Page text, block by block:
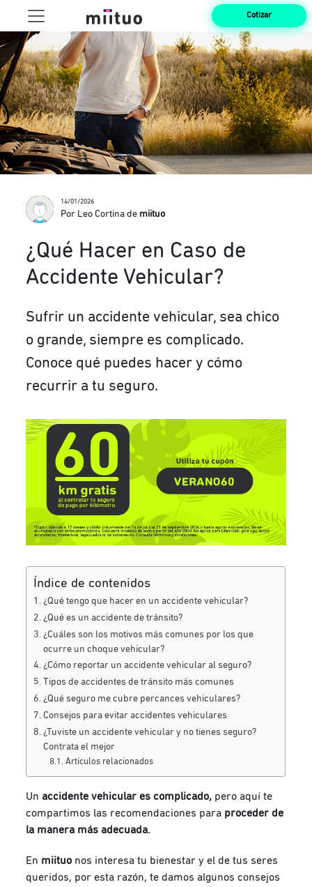
Cotizar
14/01/2026
Por Leo Cortina de miituo
¿Qué Hacer en Caso de
Accidente Vehicular?
Sufrir un accidente vehicular, sea chico
o grande, siempre es complicado.
Conoce qué puedes hacer y cómo
recurrir a tu seguro.
Índice de contenidos
¿Qué tengo que hacer en un accidente vehicular?
¿Qué es un accidente de tránsito?
¿Cuáles son los motivos más comunes por los que
ocurre un choque vehicular?
¿Cómo reportar un accidente vehicular al seguro?
Tipos de accidentes de tránsito más comunes
¿Qué seguro me cubre percances vehiculares?
Consejos para evitar accidentes vehiculares
¿Tuviste un accidente vehicular y no tienes seguro?
Contrata el mejor
Artículos relacionados
Un accidente vehicular es complicado, pero aquí te
compartimos las recomendaciones para proceder de
la manera más adecuada.
En miituo nos interesa tu bienestar y el de tus seres
queridos, por esta razón, te damos algunos consejos